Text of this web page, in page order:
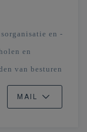
en -
en
van besturen
MAIL